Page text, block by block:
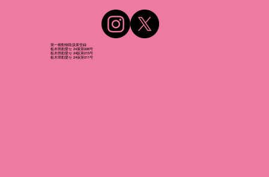
第一種動物取扱業登録
栃木県動愛セ 24展第006号
栃木県動愛セ 24販第015号
栃木県動愛セ 24保第011号